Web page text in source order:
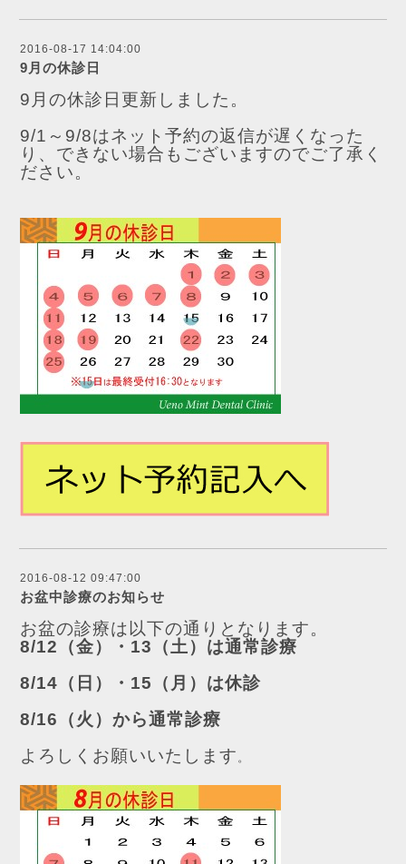
2016-08-17 14:04:00
9月の休診日
9月の休診日更新しました。
9/1～9/8はネット予約の返信が遅くなった
り、できない場合もございますのでご了承く
ださい。
2016-08-12 09:47:00
お盆中診療のお知らせ
お盆の診療は以下の通りとなります。
8/12（金）・13（土）は通常診療
8/14（日）・15（月）は休診
8/16（火）から通常診療
よろしくお願いいたします 。